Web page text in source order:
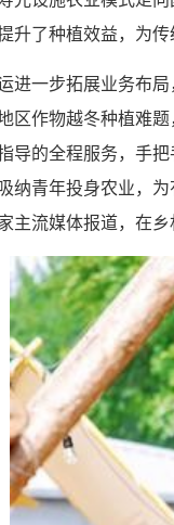
升了种植效益，为
进一步拓展业务布
区作物越冬种植难
导的全程服务，手
纳青年投身农业，
主流媒体报道，在